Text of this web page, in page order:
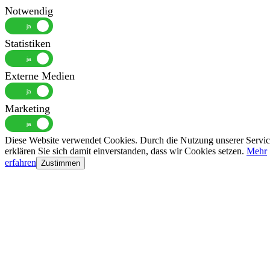
Notwendig
Statistiken
Externe Medien
Marketing
Diese Website verwendet Cookies. Durch die Nutzung unserer
erklären Sie sich damit einverstanden, dass wir Cookies setzen. Mehr
erfahren Zustimmen